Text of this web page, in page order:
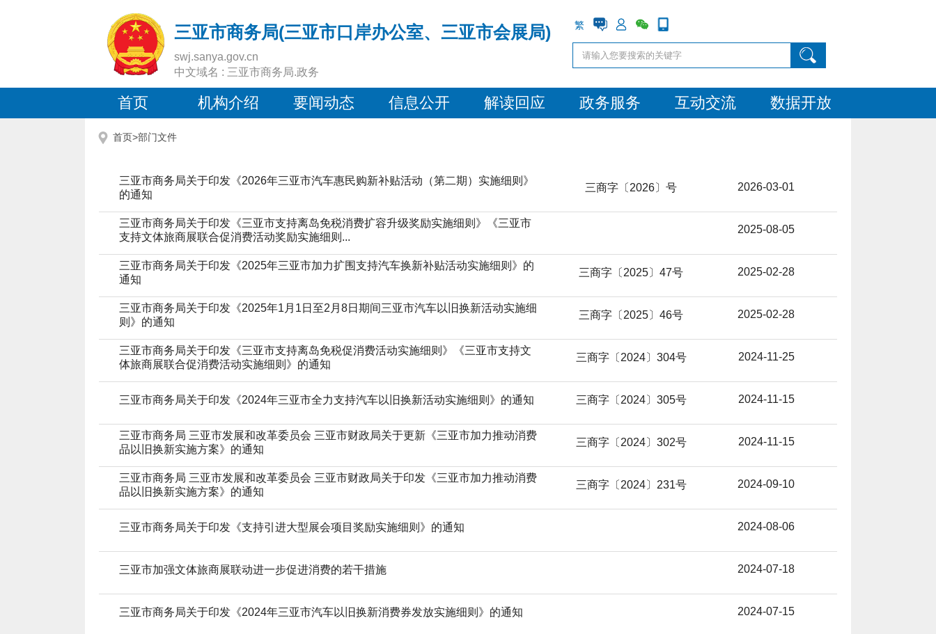
三亚市商务局(三亚市口岸办公室、三亚市会展局)
swj.sanya.gov.cn
中文域名 : 三亚市商务局.政务
繁
首页 机构介绍 要闻动态 信息公开 解读回应 政务服务 互动交流 数据开放
首页>部门文件
三亚市商务局关于印发《2026年三亚市汽车惠民购新补贴活动（第二期）实施细则》
的通知
三商字〔2026〕号 2026-03-01
三亚市商务局关于印发《三亚市支持离岛免税消费扩容升级奖励实施细则》《三亚市
支持文体旅商展联合促消费活动奖励实施细则...
2025-08-05
三亚市商务局关于印发《2025年三亚市加力扩围支持汽车换新补贴活动实施细则》的
通知
三商字〔2025〕47号 2025-02-28
三亚市商务局关于印发《2025年1月1日至2月8日期间三亚市汽车以旧换新活动实施细
则》的通知
三商字〔2025〕46号 2025-02-28
三亚市商务局关于印发《三亚市支持离岛免税促消费活动实施细则》《三亚市支持文
体旅商展联合促消费活动实施细则》的通知
三商字〔2024〕304号 2024-11-25
三亚市商务局关于印发《2024年三亚市全力支持汽车以旧换新活动实施细则》的通知 三商字〔2024〕305号 2024-11-15
三亚市商务局 三亚市发展和改革委员会 三亚市财政局关于更新《三亚市加力推动消费
品以旧换新实施方案》的通知
三商字〔2024〕302号 2024-11-15
三亚市商务局 三亚市发展和改革委员会 三亚市财政局关于印发《三亚市加力推动消费
品以旧换新实施方案》的通知
三商字〔2024〕231号 2024-09-10
三亚市商务局关于印发《支持引进大型展会项目奖励实施细则》的通知 2024-08-06
三亚市加强文体旅商展联动进一步促进消费的若干措施 2024-07-18
三亚市商务局关于印发《2024年三亚市汽车以旧换新消费券发放实施细则》的通知 2024-07-15